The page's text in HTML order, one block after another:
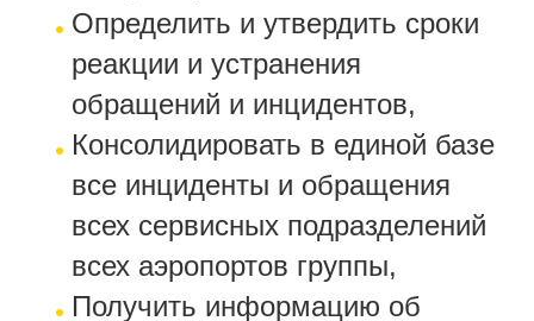
Определить и утвердить сроки
реакции и устранения
обращений и инцидентов,
Консолидировать в единой базе
все инциденты и обращения
всех сервисных подразделений
всех аэропортов группы,
Получить информацию об